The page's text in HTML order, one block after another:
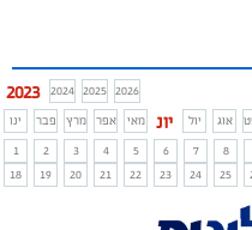
2023 2024 2025 2026
ינו
פבר מרץ אפר מאי יונ יול אוג
1
2 3 4 5 6 7 8
18
19 20 21 22 23 24 25